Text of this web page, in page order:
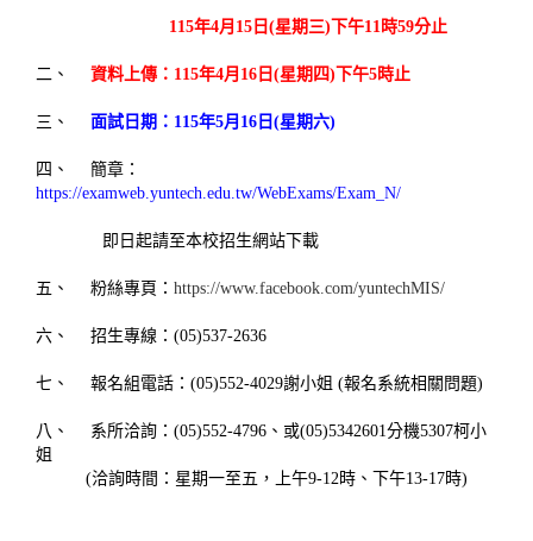
115年4月15日(星期三)下午11時59分止
二、 資料上傳：115年4月16日(星期四)下午5時止
三、 面試日期：115年5月16日(星期六)
四、 簡章：
https://examweb.yuntech.edu.tw/WebExams/Exam_N/
即日起請至本校招生網站下載
五、 粉絲專頁： https://www.facebook.com/yuntechMIS/
六、 招生專線：(05)537-2636
七、 報名組電話：(05)552-4029謝小姐 (報名系統相關問題)
八、 系所洽詢：(05)552-4796、或(05)5342601分機5307柯小
姐
(洽詢時間：星期一至五，上午9-12時、下午13-17時)